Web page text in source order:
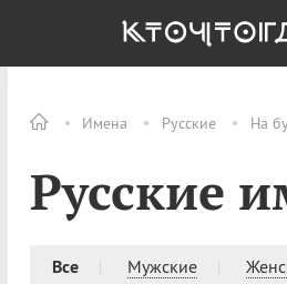
Имена Русские На
Русские
Все Мужские
ОБЩЕСТВО